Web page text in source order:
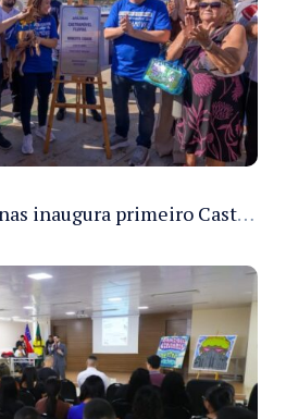
Governo do Amazonas inaugura primeiro Castramóvel Fluvial para atendimento veterinário às comunidades ribeirinhas e castração gratuita